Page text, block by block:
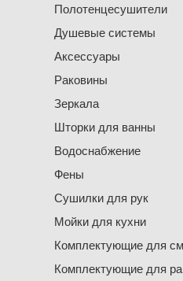
Полотенцесушители
Душевые системы
Аксессуары
Раковины
Зеркала
Шторки для ванны
Водоснабжение
Фены
Сушилки для рук
Мойки для кухни
Комплектующие для
Комплектующие для